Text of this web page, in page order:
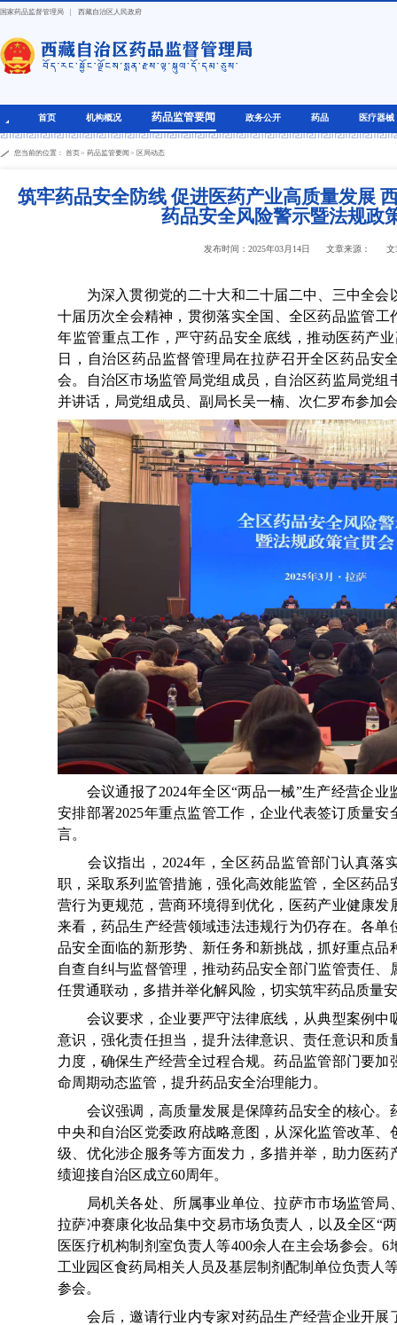
国家药品监督管理局 | 西藏自治区人民政府
首页 机构概况 药品监管要闻 政务公开 药品 医疗器械
您当前的位置： 首页> 药品监管要闻 > 区局动态
筑牢药品安全防线 促进医药产业高质量发展
药品安全风险警示暨法规政
发布时间：2025年03月14日 文章来源： 文
为深入贯彻党的二十大和二十届二中、三中全会
十届历次全会精神，贯彻落实全国、全区药品监管工
年监管重点工作，严守药品安全底线，推动医药产业
日，自治区药品监督管理局在拉萨召开全区药品安
会。自治区市场监管局党组成员，自治区药监局党组
并讲话，局党组成员、副局长吴一楠、次仁罗布参加
会议通报了2024年全区“两品一械”生产经营企业
安排部署2025年重点监管工作，企业代表签订质量
言。
会议指出，2024年，全区药品监管部门认真落
职，采取系列监管措施，强化高效能监管，全区药品
营行为更规范，营商环境得到优化，医药产业健康发
来看，药品生产经营领域违法违规行为仍存在。各单
品安全面临的新形势、新任务和新挑战，抓好重点品
自查自纠与监督管理，推动药品安全部门监管责任、
任贯通联动，多措并举化解风险，切实筑牢药品质量
会议要求，企业要严守法律底线，从典型案例中
意识，强化责任担当，提升法律意识、责任意识和质
力度，确保生产经营全过程合规。药品监管部门要加
命周期动态监管，提升药品安全治理能力。
会议强调，高质量发展是保障药品安全的核心。
中央和自治区党委政府战略意图，从深化监管改革、
级、优化涉企服务等方面发力，多措并举，助力医药
绩迎接自治区成立60周年。
局机关各处、所属事业单位、拉萨市市场监管局
拉萨冲赛康化妆品集中交易市场负责人，以及全区“
医医疗机构制剂室负责人等400余人在主会场参会。
工业园区食药局相关人员及基层制剂配制单位负责人
参会。
会后，邀请行业内专家对药品生产经营企业开展